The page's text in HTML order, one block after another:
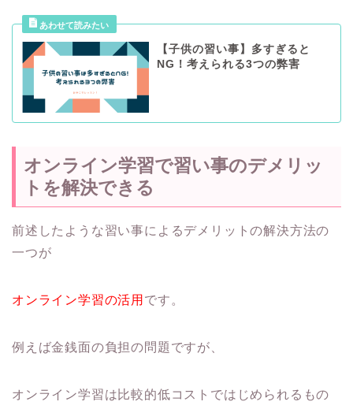
【子供の習い事】多すぎると
NG！考えられる3つの弊害
オンライン学習で習い事のデメリッ
トを解決できる
前述したような習い事によるデメリットの解決方法の
一つが
オンライン学習の活用 です。
例えば金銭面の負担の問題ですが、
オンライン学習は比較的低コストではじめられるもの